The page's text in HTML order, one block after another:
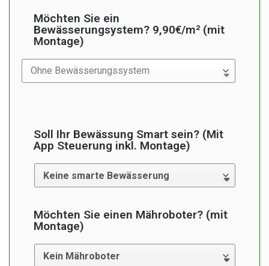
Möchten Sie ein
Bewässerungsystem? 9,90€/m² (mit
Montage)
Soll Ihr Bewässung Smart sein? (Mit
App Steuerung inkl. Montage)
Möchten Sie einen Mähroboter? (mit
Montage)